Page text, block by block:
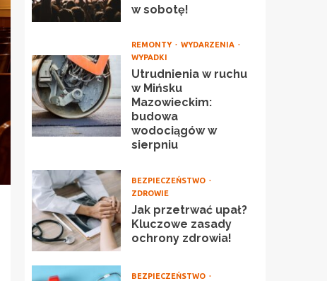
w sobotę!
REMONTY
WYDARZENIA
WYPADKI
Utrudnienia w ruchu
w Mińsku
Mazowieckim:
budowa
wodociągów w
sierpniu
BEZPIECZEŃSTWO
ZDROWIE
Jak przetrwać upał?
Kluczowe zasady
ochrony zdrowia!
BEZPIECZEŃSTWO